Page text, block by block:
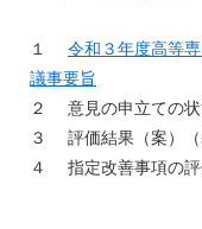
１ 令和３年度高等
議事要旨
２ 意見の申立ての状
３ 評価結果（案）（
４ 指定改善事項の評